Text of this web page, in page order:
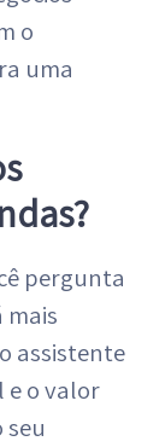
o
uma
pergunta
mais
assistente
e o valor